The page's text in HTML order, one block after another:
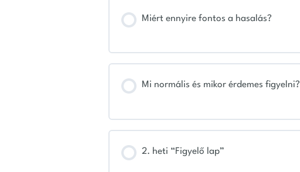
Miért ennyire fontos a hasalás?
Mi normális és mikor érdemes figyelni?
2. heti “Figyelő lap”